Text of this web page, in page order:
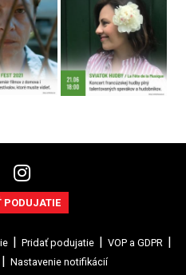
PODUJATIE
Pridať podujatie
VOP a GDPR
Nastavenie notifikácií